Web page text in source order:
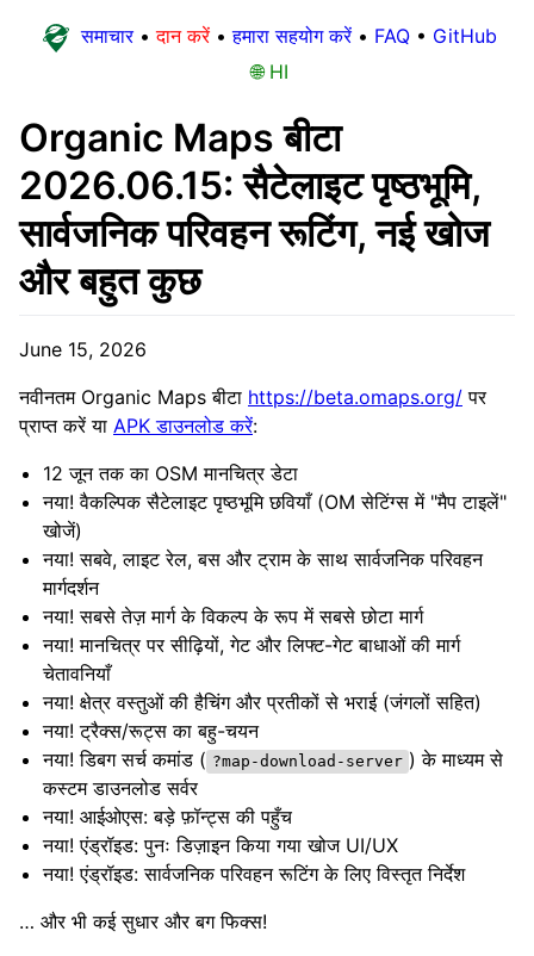
समाचार •दान करें •हमारा सहयोग करें • FAQ • GitHub
🌐 HI
Organic Maps बीटा
2026.06.15: सैटेलाइट पृष्ठभूमि,
सार्वजनिक परिवहन रूटिंग, नई खोज
और बहुत कुछ
June 15, 2026
नवीनतम Organic Maps बीटा https://beta.omaps.org/ पर
प्राप्त करें या APK डाउनलोड करें:
12 जून तक का OSM मानचित्र डेटा
नया! वैकल्पिक सैटेलाइट पृष्ठभूमि छवियाँ (OM सेटिंग्स में "मैप टाइलें"
खोजें)
नया! सबवे, लाइट रेल, बस और ट्राम के साथ सार्वजनिक परिवहन
मार्गदर्शन
नया! सबसे तेज़ मार्ग के विकल्प के रूप में सबसे छोटा मार्ग
नया! मानचित्र पर सीढ़ियों, गेट और लिफ्ट-गेट बाधाओं की मार्ग
चेतावनियाँ
नया! क्षेत्र वस्तुओं की हैचिंग और प्रतीकों से भराई (जंगलों सहित)
नया! ट्रैक्स/रूट्स का बहु-चयन
नया! डिबग सर्च कमांड ( ?map-download-server ) के माध्यम से
कस्टम डाउनलोड सर्वर
नया! आईओएस: बड़े फ़ॉन्ट्स की पहुँच
नया! एंड्रॉइड: पुनः डिज़ाइन किया गया खोज UI/UX
नया! एंड्रॉइड: सार्वजनिक परिवहन रूटिंग के लिए विस्तृत निर्देश
… और भी कई सुधार और बग फिक्स!